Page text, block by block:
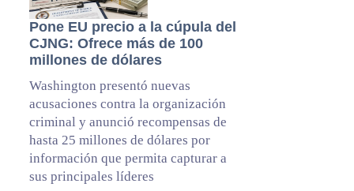
Pone EU precio a la cúpula del
CJNG: Ofrece más de 100
millones de dólares
Washington presentó nuevas
acusaciones contra la organización
criminal y anunció recompensas de
hasta 25 millones de dólares por
información que permita capturar a
sus principales líderes